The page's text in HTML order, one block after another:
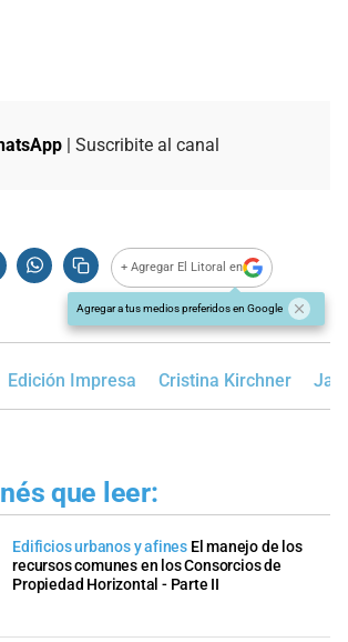
| Suscribite al canal
+ Agregar El Litoral en
Agregar a tus medios preferidos en Google
Edición Impresa Cristina Kirchner
que leer:
Edificios urbanos y afines El manejo de los
recursos comunes en los Consorcios de
Propiedad Horizontal - Parte II